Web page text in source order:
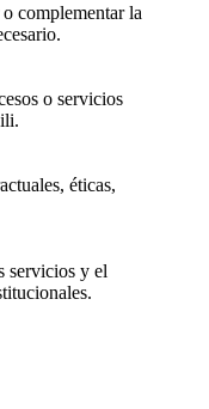
complementar la
o servicios
éticas,
servicios y el